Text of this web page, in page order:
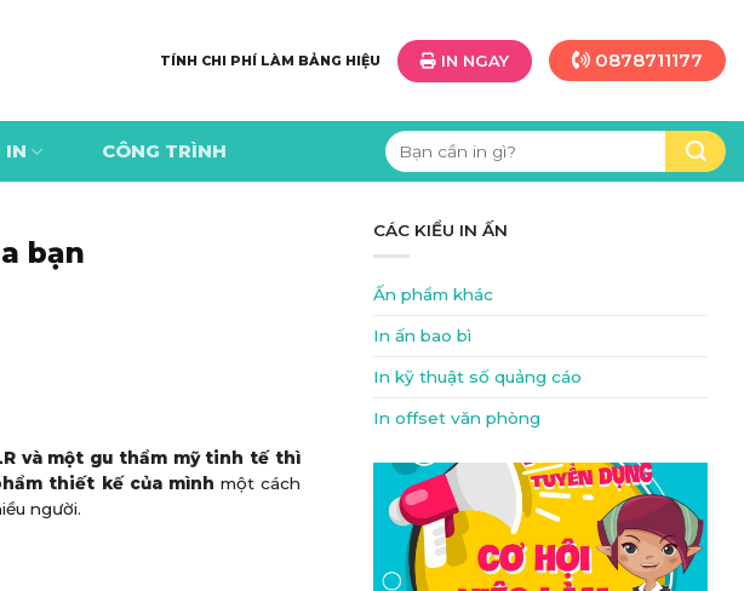
TÍNH CHI PHÍ LÀM BẢNG HIỆU IN NGAY 0878711177
IN CÔNG TRÌNH
Tìm
kiếm:
bạn
và một gu thẩm mỹ tinh tế thì
thiết kế của mình một cách
người.
CÁC KIỂU IN ẤN
Ấn phẩm khác
In ấn bao bì
In kỹ thuật số quảng cáo
In offset văn phòng